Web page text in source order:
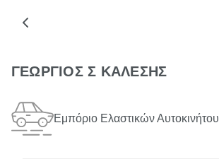
ΓΕΩΡΓΙΟΣ Σ ΚΑΛΕΣΗΣ
Εμπόριο Ελαστικών Αυτοκινήτου